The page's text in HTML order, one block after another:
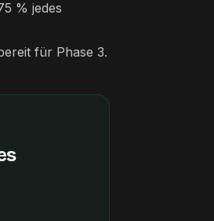
% jedes
für Phase 3.